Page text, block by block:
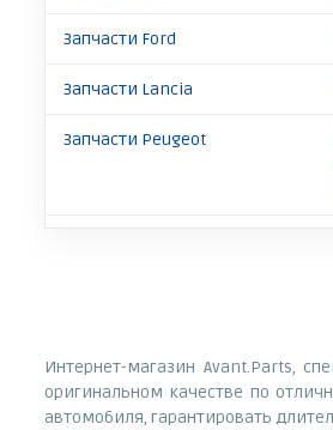
Запчасти Ford
Запчасти Lancia
Запчасти Peugeot
Интернет-магазин Avant.Parts,
оригинальном качестве по
автомобиля, гарантировать